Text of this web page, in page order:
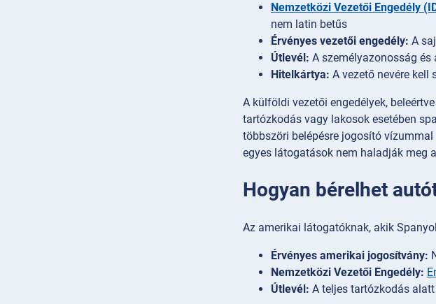
Nemzetközi Vezetői Engedély
nem latin betűs
Érvényes vezetői engedély: A
Útlevél: A személyazonosság és
Hitelkártya: A vezető nevére
A külföldi vezetői engedélyek,
tartózkodás vagy lakosok esetében
többszöri belépésre jogosító
egyes látogatások nem haladják meg
Hogyan bérelhet
Az amerikai látogatóknak, akik
Érvényes amerikai jogosítvány:
Nemzetközi Vezetői Engedély:
Útlevél: A teljes tartózkodás